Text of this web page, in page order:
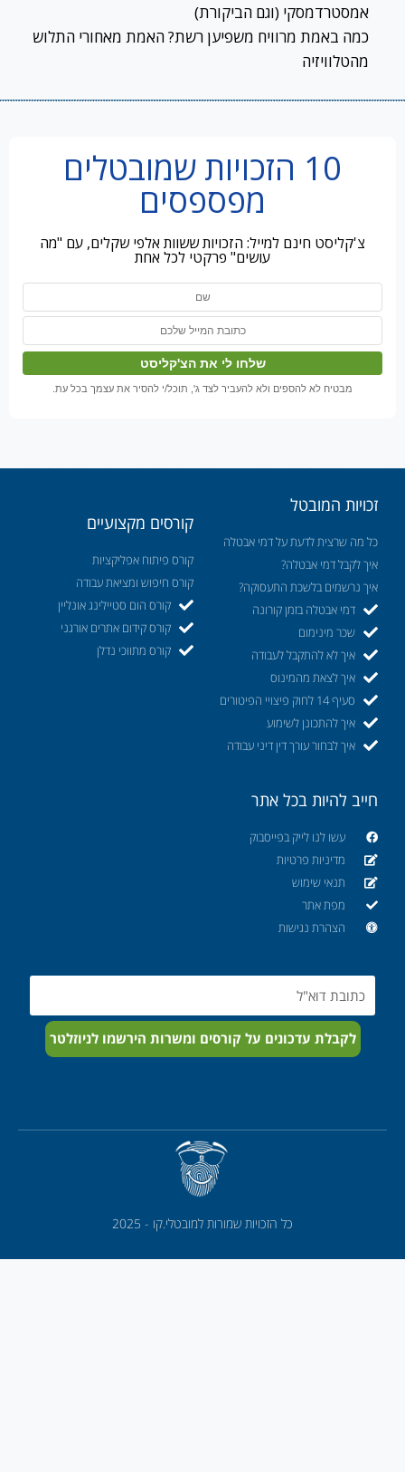
אמסטרדמסקי (וגם הביקורת)
כמה באמת מרוויח משפיען רשת? האמת מאחורי התלוש
מהטלוויזיה
10 הזכויות שמובטלים
מפספסים
צ'קליסט חינם למייל: הזכויות ששוות אלפי שקלים, עם "מה
עושים" פרקטי לכל אחת
מבטיח לא להספים ולא להעביר לצד ג', תוכל/י להסיר את עצמך בכל עת.
זכויות המובטל
כל מה שרצית לדעת על דמי אבטלה
איך לקבל דמי אבטלה?
איך נרשמים בלשכת התעסוקה?
דמי אבטלה בזמן קורונה
שכר מינימום
איך לא להתקבל לעבודה
איך לצאת מהמינוס
סעיף 14 לחוק פיצויי הפיטורים
איך להתכונן לשימוע
איך לבחור עורך דין דיני עבודה
קורסים מקצועיים
קורס פיתוח אפליקציות
קורס חיפוש ומציאת עבודה
קורס הום סטיילינג אונליין
קורס קידום אתרים אורגני
קורס מתווכי נדלן
חייב להיות בכל אתר
עשו לנו לייק בפייסבוק
מדיניות פרטיות
תנאי שימוש
מפת אתר
הצהרת נגישות
Email
לקבלת עדכונים על קורסים ומשרות הירשמו לניוזלטר
כל הזכויות שמורות למובטלי.קו - 2025